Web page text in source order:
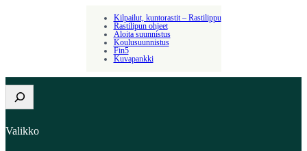
Kilpailut, kuntorastit – Rastilippu
Rastilipun ohjeet
Aloita suunnistus
Koulusuunnistus
Fin5
Kuvapankki
Etsi
Valikko